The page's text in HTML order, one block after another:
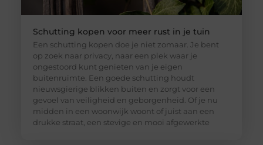
Schutting kopen voor meer rust in je tuin
Een schutting kopen doe je niet zomaar. Je bent
op zoek naar privacy, naar een plek waar je
ongestoord kunt genieten van je eigen
buitenruimte. Een goede schutting houdt
nieuwsgierige blikken buiten en zorgt voor een
gevoel van veiligheid en geborgenheid. Of je nu
midden in een woonwijk woont of juist aan een
drukke straat, een stevige en mooi afgewerkte